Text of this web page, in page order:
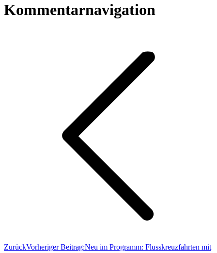
Kommentarnavigation
ZurückVorheriger Beitrag:Neu im Programm: Flusskreuzfahrten mit